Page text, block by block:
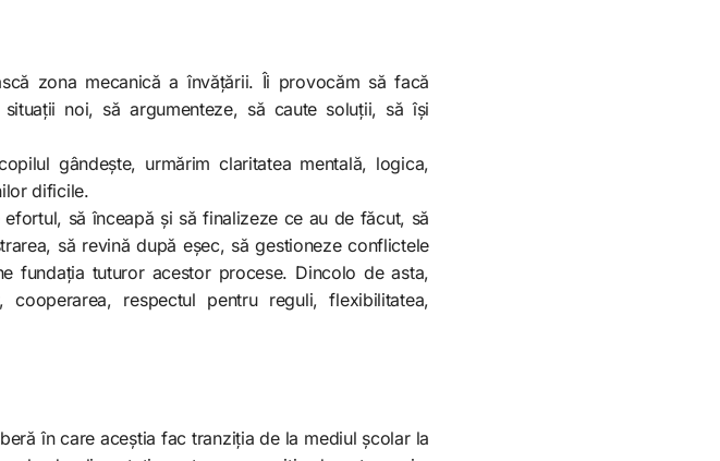
zona mecanică a învățării. Îi provocăm să facă
noi, să argumenteze, să caute soluții, să își
gândește, urmărim claritatea mentală, logica,
dificile.
să înceapă și să finalizeze ce au de făcut, să
să revină după eșec, să gestioneze conflictele
fundația tuturor acestor procese. Dincolo de asta,
respectul pentru reguli, flexibilitatea,
în care aceștia fac tranziția de la mediul școlar la